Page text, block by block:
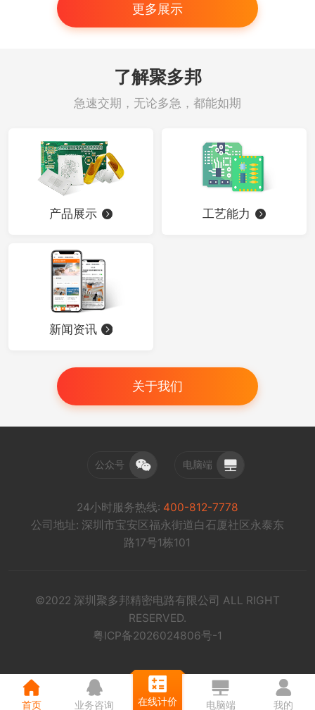
更多展示
了解聚多邦
急速交期，无论多急，都能如期
产品展示 工艺能力
新闻资讯
关于我们
公众号 电脑端
24小时服务热线: 400-812-7778
公司地址: 深圳市宝安区福永街道白石厦社区永泰东
路17号1栋101
©2022 深圳聚多邦精密电路有限公司 ALL RIGHT
RESERVED.
粤ICP备2026024806号-1
首页 业务咨询 在线计价 电脑端 我的